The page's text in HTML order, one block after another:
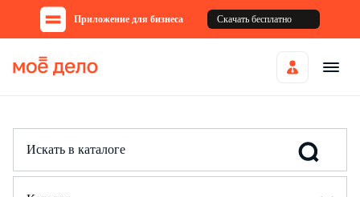
Приложение для бизнеса Скачать бесплатно